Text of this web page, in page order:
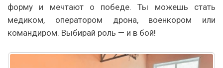
форму и мечтают о победе. Ты можешь стать
медиком, оператором дрона, военкором или
командиром. Выбирай роль — и в бой!